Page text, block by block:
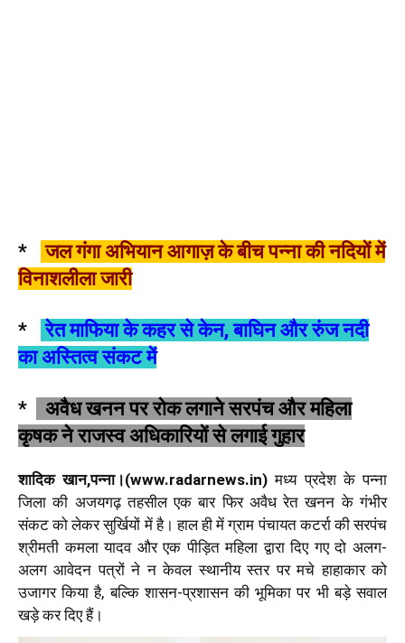
*
जल गंगा अभियान आगाज़ के बीच पन्ना की नदियों में
विनाशलीला जारी
*
रेत माफिया के कहर से केन, बाघिन और रुंज नदी
का अस्तित्व संकट में
*
अवैध खनन पर रोक लगाने सरपंच और महिला
कृषक ने राजस्व अधिकारियों से लगाई गुहार
शादिक खान,पन्ना।(www.radarnews.in) मध्य प्रदेश के पन्ना
जिला की अजयगढ़ तहसील एक बार फिर अवैध रेत खनन के गंभीर
संकट को लेकर सुर्खियों में है। हाल ही में ग्राम पंचायत कटर्रा की सरपंच
श्रीमती कमला यादव और एक पीड़ित महिला द्वारा दिए गए दो अलग-
अलग आवेदन पत्रों ने न केवल स्थानीय स्तर पर मचे हाहाकार को
उजागर किया है, बल्कि शासन-प्रशासन की भूमिका पर भी बड़े सवाल
खड़े कर दिए हैं।